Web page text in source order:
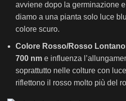
avviene dopo la germinazione
diamo a una pianta solo luce
colore scuro.
Colore Rosso/Rosso Lontano
700 nm e influenza
soprattutto nelle colture con
riflettono il rosso molto più del